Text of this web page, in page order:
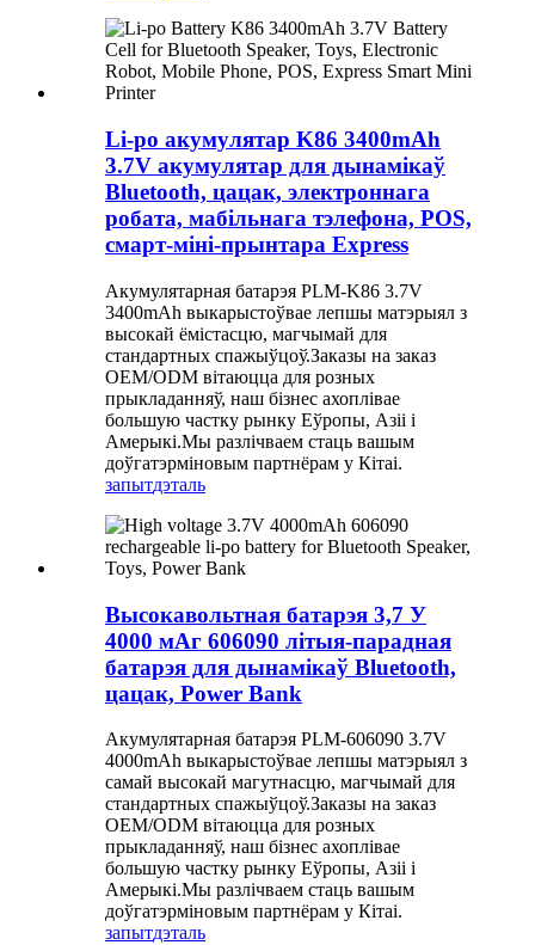
Li-po акумулятар K86 3400mAh
3.7V акумулятар для дынамікаў
Bluetooth, цацак, электроннага
робата, мабільнага тэлефона, POS,
смарт-міні-прынтара Express
Акумулятарная батарэя PLM-K86 3.7V
3400mAh выкарыстоўвае лепшы матэрыял з
высокай ёмістасцю, магчымай для
стандартных спажыўцоў.Заказы на заказ
OEM/ODM вітаюцца для розных
прыкладанняў, наш бізнес ахоплівае
большую частку рынку Еўропы, Азіі і
Амерыкі.Мы разлічваем стаць вашым
доўгатэрміновым партнёрам у Кітаі.
запытдэталь
Высокавольтная батарэя 3,7 У
4000 мАг 606090 літыя-парадная
батарэя для дынамікаў Bluetooth,
цацак, Power Bank
Акумулятарная батарэя PLM-606090 3.7V
4000mAh выкарыстоўвае лепшы матэрыял з
самай высокай магутнасцю, магчымай для
стандартных спажыўцоў.Заказы на заказ
OEM/ODM вітаюцца для розных
прыкладанняў, наш бізнес ахоплівае
большую частку рынку Еўропы, Азіі і
Амерыкі.Мы разлічваем стаць вашым
доўгатэрміновым партнёрам у Кітаі.
запытдэталь